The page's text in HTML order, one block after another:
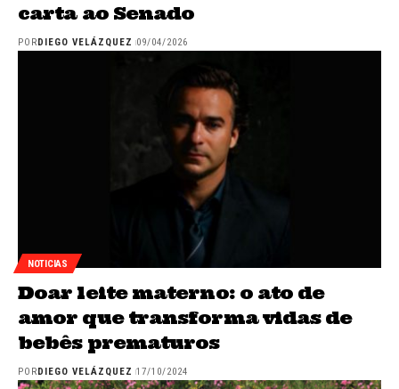
carta ao Senado
PORDIEGO VELÁZQUEZ 09/04/2026
NOTICIAS
Doar leite materno: o ato de
amor que transforma vidas de
bebês prematuros
POR DIEGO VELÁZQUEZ 17/10/2024